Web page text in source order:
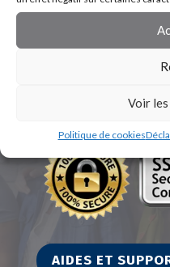
Voir
Politique de cookies
AIDES ET